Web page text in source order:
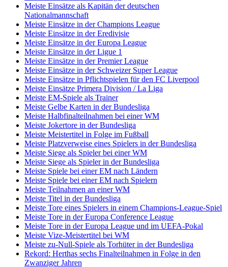
Meiste Einsätze als Kapitän der deutschen
Nationalmannschaft
Meiste Einsätze in der Champions League
Meiste Einsätze in der Eredivisie
Meiste Einsätze in der Europa League
Meiste Einsätze in der Ligue 1
Meiste Einsätze in der Premier League
Meiste Einsätze in der Schweizer Super League
Meiste Einsätze in Pflichtspielen für den FC Liverpool
Meiste Einsätze Primera Division / La Liga
Meiste EM-Spiele als Trainer
Meiste Gelbe Karten in der Bundesliga
Meiste Halbfinalteilnahmen bei einer WM
Meiste Jokertore in der Bundesliga
Meiste Meistertitel in Folge im Fußball
Meiste Platzverweise eines Spielers in der Bundesliga
Meiste Siege als Spieler bei einer WM
Meiste Siege als Spieler in der Bundesliga
Meiste Spiele bei einer EM nach Ländern
Meiste Spiele bei einer EM nach Spielern
Meiste Teilnahmen an einer WM
Meiste Titel in der Bundesliga
Meiste Tore eines Spielers in einem Champions-League-Spiel
Meiste Tore in der Europa Conference League
Meiste Tore in der Europa League und im UEFA-Pokal
Meiste Vize-Meistertitel bei WM
Meiste zu-Null-Spiele als Torhüter in der Bundesliga
Rekord: Herthas sechs Finalteilnahmen in Folge in den
Zwanziger Jahren